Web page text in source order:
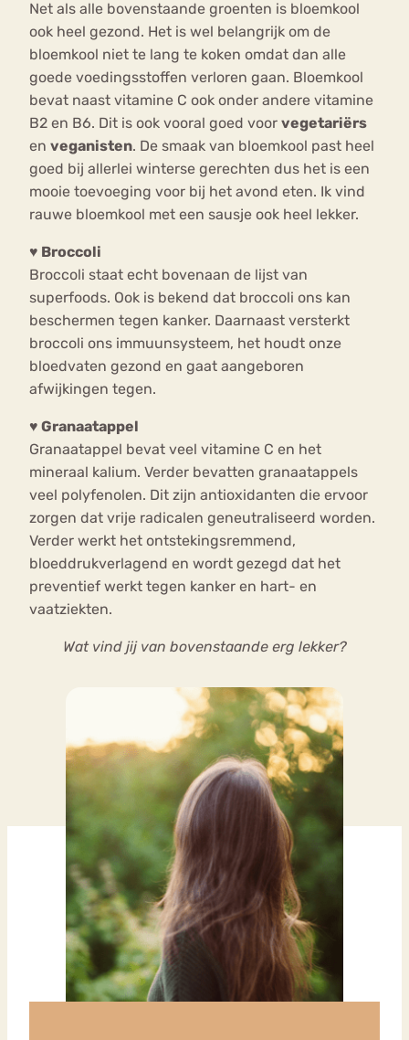
Net als alle bovenstaande groenten is bloemkool
ook heel gezond. Het is wel belangrijk om de
bloemkool niet te lang te koken omdat dan alle
goede voedingsstoffen verloren gaan. Bloemkool
bevat naast vitamine C ook onder andere vitamine
B2 en B6. Dit is ook vooral goed voor vegetariërs
en veganisten. De smaak van bloemkool past heel
goed bij allerlei winterse gerechten dus het is een
mooie toevoeging voor bij het avond eten. Ik vind
rauwe bloemkool met een sausje ook heel lekker.
♥ Broccoli
Broccoli staat echt bovenaan de lijst van
superfoods. Ook is bekend dat broccoli ons kan
beschermen tegen kanker. Daarnaast versterkt
broccoli ons immuunsysteem, het houdt onze
bloedvaten gezond en gaat aangeboren
afwijkingen tegen.
♥ Granaatappel
Granaatappel bevat veel vitamine C en het
mineraal kalium. Verder bevatten granaatappels
veel polyfenolen. Dit zijn antioxidanten die ervoor
zorgen dat vrije radicalen geneutraliseerd worden.
Verder werkt het ontstekingsremmend,
bloeddrukverlagend en wordt gezegd dat het
preventief werkt tegen kanker en hart- en
vaatziekten.
Wat vind jij van bovenstaande erg lekker?